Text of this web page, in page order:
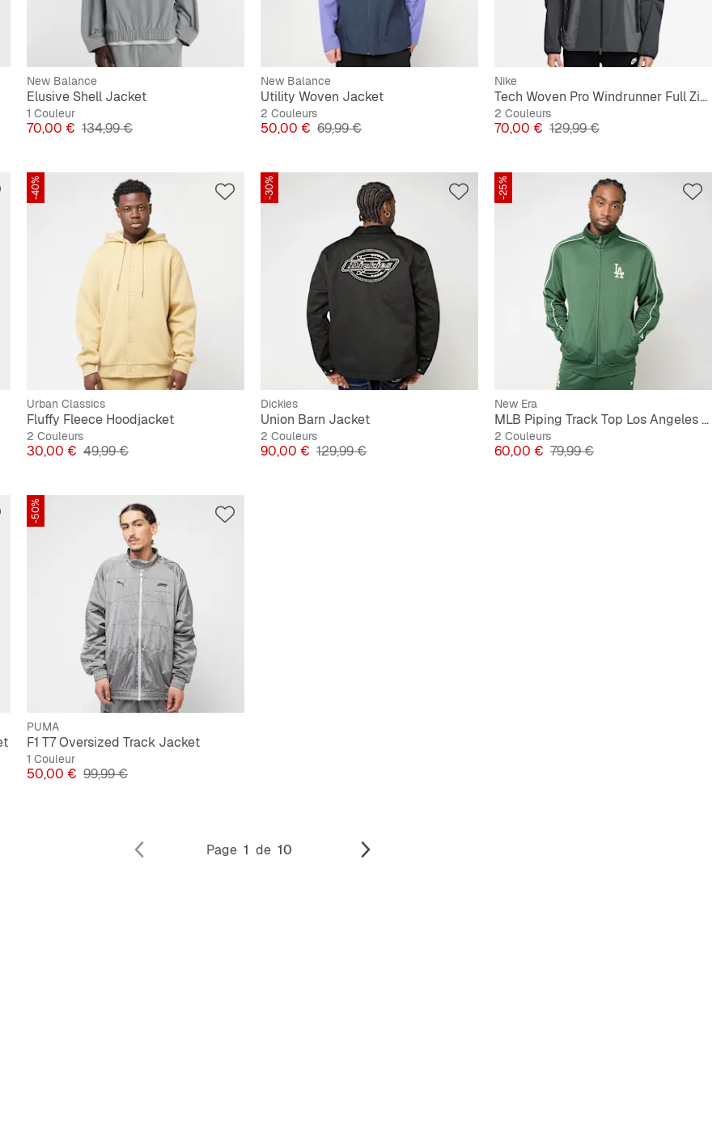
New Balance
Elusive Shell Jacket
1 Couleur
Prix
70,00 € Prix original
134,99 €
New Balance
Utility Woven Jacket
2 Couleurs
Prix
50,00 € Prix original
69,99 €
Nike
Tech Woven Pro Windrunner Full Zip Jacket
2 Couleurs
Prix
70,00 € Prix original
129,99 €
-40%
Urban Classics
Fluffy Fleece Hoodjacket
2 Couleurs
Prix
30,00 € Prix original
49,99 €
-30%
Dickies
Union Barn Jacket
2 Couleurs
Prix
90,00 € Prix original
129,99 €
-25%
New Era
MLB Piping Track Top Los Angeles Dodgers
2 Couleurs
Prix
60,00 € Prix original
79,99 €
-50%
PUMA
F1 T7 Oversized Track Jacket
1 Couleur
Prix
50,00 € Prix original
99,99 €
Page 1 de 10